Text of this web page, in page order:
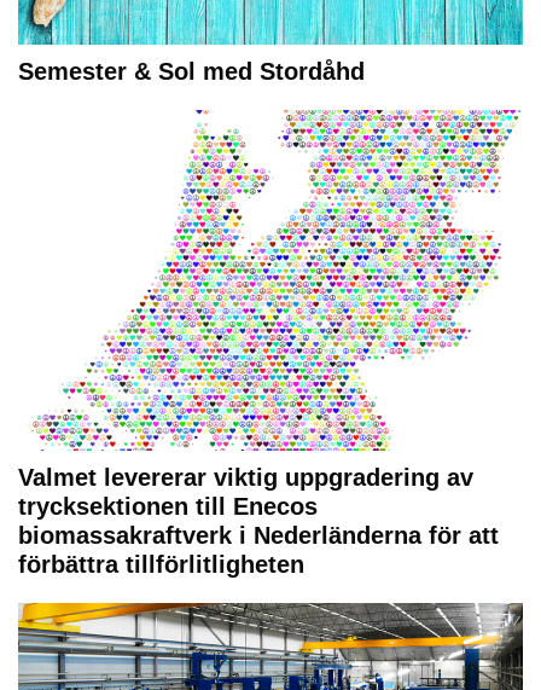
Semester & Sol med Stordåhd
Valmet levererar viktig uppgradering av
trycksektionen till Enecos
biomassakraftverk i Nederländerna för att
förbättra tillförlitligheten